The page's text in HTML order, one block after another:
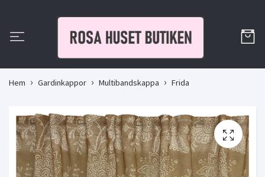
Hem Gardinkappor Multibandskappa Frida